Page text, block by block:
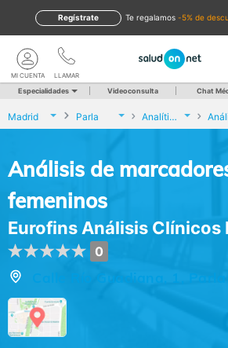
te regalamos -5% de
Regístrate
LLAMAR
MI CUENTA
Especialidades Videoconsulta Chat
Madrid Parla Analíticas y Genética
Análisis de
femeninos
Eurofins Análisis Clínicos
0